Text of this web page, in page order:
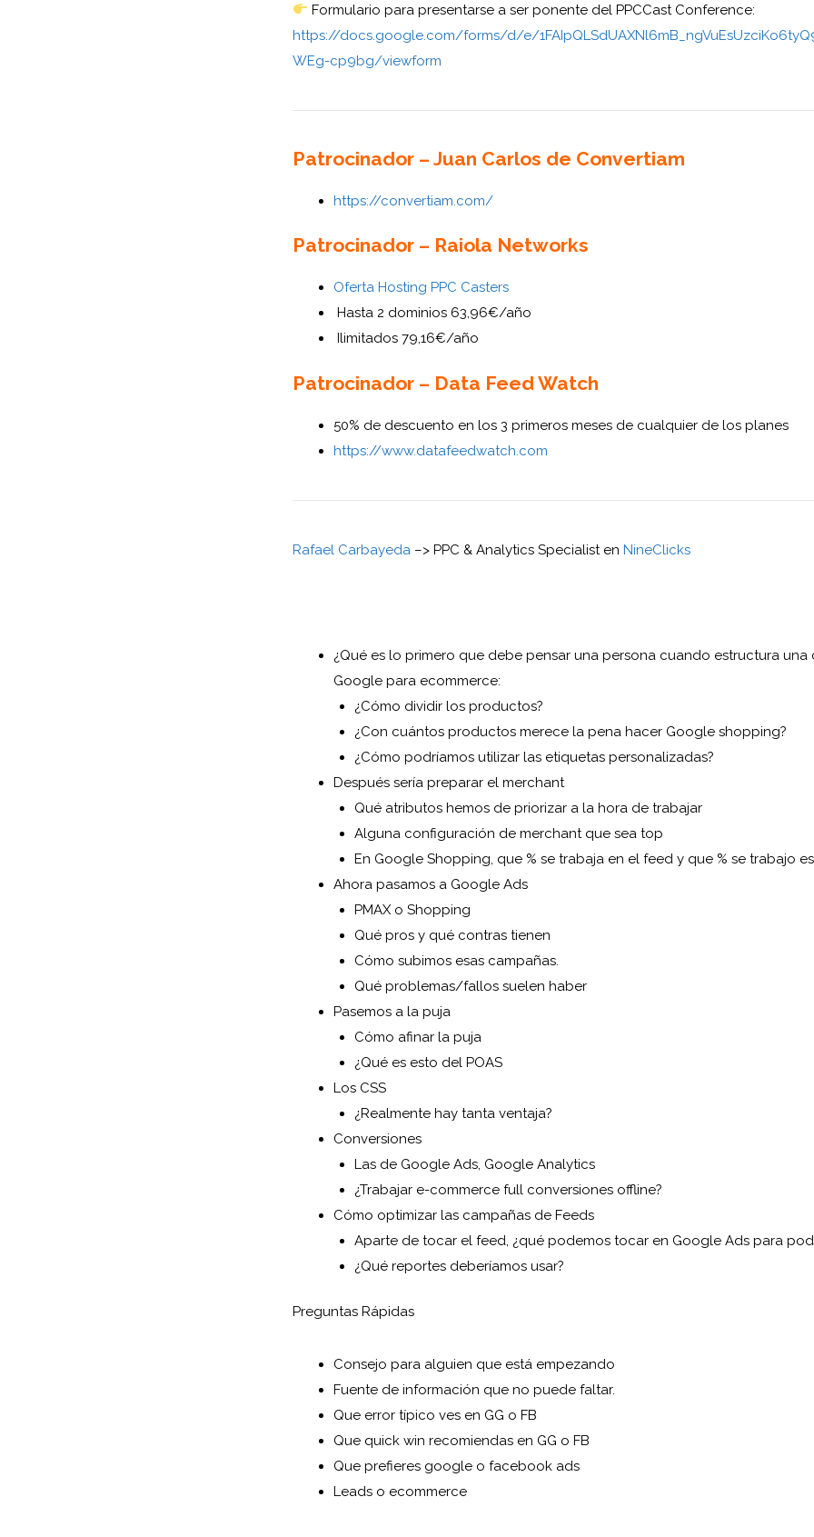
Formulario para presentarse a ser ponente del PPCCast Conference:
https://docs.google.com/forms/d/e/
WEg-cp9bg/viewform
Patrocinador – Juan Carlos de Convertiam
https://convertiam.com/
Patrocinador – Raiola Networks
Oferta Hosting PPC Casters
Hasta 2 dominios 63,96€/año
Ilimitados 79,16€/año
Patrocinador – Data Feed Watch
50% de descuento en los 3 primeros meses de cualquier de los planes
https://www.datafeedwatch.com
Rafael Carbayeda –> PPC & Analytics Specialist en NineClicks
¿Qué es lo primero que debe pensar una persona cuando estructura una
Google para ecommerce:
¿Cómo dividir los productos?
¿Con cuántos productos merece la pena hacer Google shopping?
¿Cómo podríamos utilizar las etiquetas personalizadas?
Después sería preparar el merchant
Qué atributos hemos de priorizar a la hora de trabajar
Alguna configuración de merchant que sea top
En Google Shopping, que % se trabaja en el feed y que % se trabajo
Ahora pasamos a Google Ads
PMAX o Shopping
Qué pros y qué contras tienen
Cómo subimos esas campañas.
Qué problemas/fallos suelen haber
Pasemos a la puja
Cómo afinar la puja
¿Qué es esto del POAS
Los CSS
¿Realmente hay tanta ventaja?
Conversiones
Las de Google Ads, Google Analytics
¿Trabajar e-commerce full conversiones offline?
Cómo optimizar las campañas de Feeds
Aparte de tocar el feed, ¿qué podemos tocar en Google Ads para
¿Qué reportes deberíamos usar?
Preguntas Rápidas
Consejo para alguien que está empezando
Fuente de información que no puede faltar.
Que error típico ves en GG o FB
Que quick win recomiendas en GG o FB
Que prefieres google o facebook ads
Leads o ecommerce